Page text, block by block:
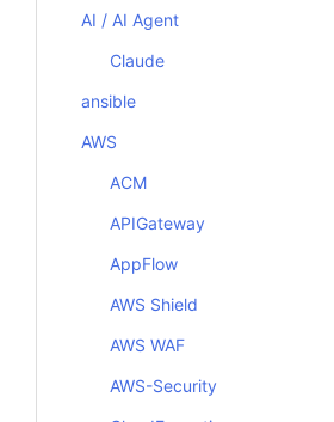
AI / AI Agent
Claude
ansible
AWS
ACM
APIGateway
AppFlow
AWS Shield
AWS WAF
AWS-Security